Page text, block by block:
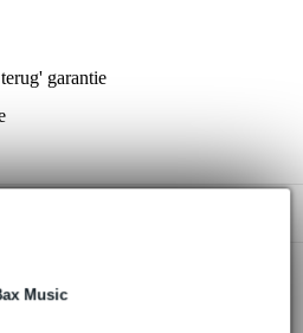
Music
garantie
Bax Music garantie en meer